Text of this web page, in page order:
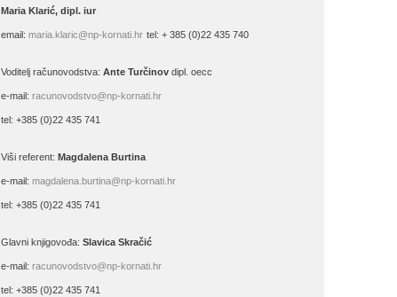
Maria Klarić, dipl. iur
email: maria.klaric@np-kornati.hr tel: + 385 (0)22 435 740
Voditelj računovodstva: Ante Turčinov dipl. oecc
e-mail: racunovodstvo@np-kornati.hr
tel: +385 (0)22 435 741
Viši referent: Magdalena Burtina
e-mail: magdalena.burtina@np-kornati.hr
tel: +385 (0)22 435 741
Glavni knjigovođa: Slavica Skračić
e-mail: racunovodstvo@np-kornati.hr
tel: +385 (0)22 435 741